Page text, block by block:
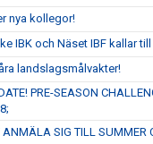
nya kollegor!
IBK och Näset IBF kallar
landslagsmålvakter!
PRE-SEASON
ANMÄLA SIG TILL SUMMER